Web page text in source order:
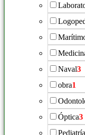
Naval3
obra1
Óptica3